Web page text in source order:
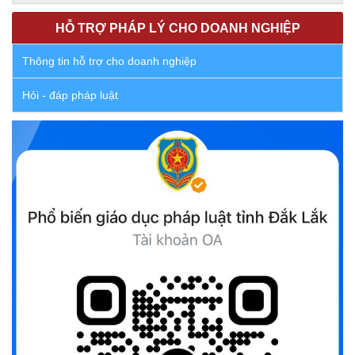
hoàn thiện quy trình bầu cử
(30/10/2025)
Quyết định ban hành danh sách thành viên Hội đồng phối
(22/10/2025)
Đắk Lắk triển khai Cuộc vận động “Toàn dân rèn luyện
thân thể theo gương Bác Hồ vĩ đại” giai đoạn 2026-2030
Ủy ban Mặt trận Tổ quốc Việt Nam tỉnh kêu gọi vận động
ủng hộ đồng bào khắc phục thiệt hại do bão số 10 gây ra
UBND TỈNH ĐẮK LẮK KHUYẾN CÁO NGƯỜI DÂN TĂNG
CƯỜNG PHÒNG, CHỐNG BỆNH TẢ
(09/10/2025)
HỖ TRỢ PHÁP LÝ CHO DOANH NGHIỆP
Thông tin hỗ trợ cho doanh nghiệp
Hỏi - đáp pháp luật